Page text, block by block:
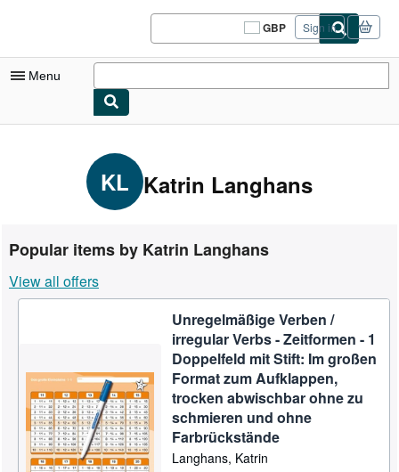
GBP
Site
shopping
Sign in
Menu
My Purchases
Browse Collections
Rare Books
Sellers
Start Selling
Help
KL Katrin Langhans
Popular items by Katrin Langhans
View all offers
Unregelmäßige Verben /
irregular Verbs - Zeitformen - 1
Doppelfeld mit Stift: Im großen
Format zum Aufklappen,
trocken abwischbar ohne zu
schmieren und ohne
Farbrückstände
Langhans, Katrin